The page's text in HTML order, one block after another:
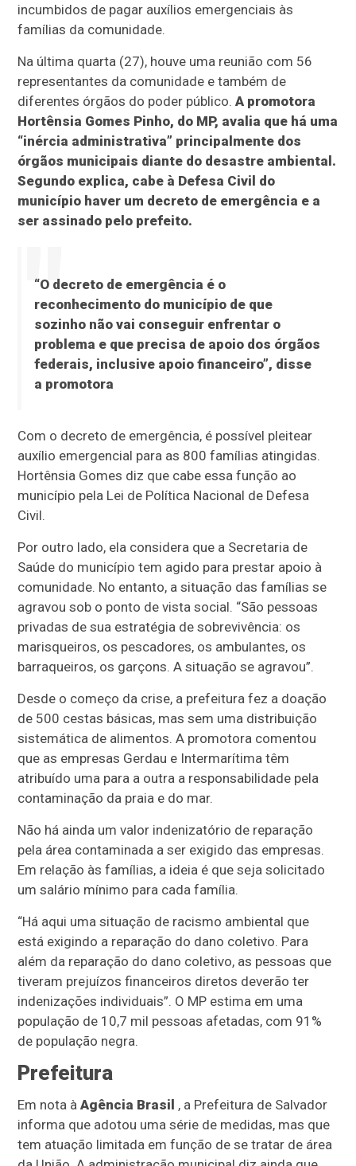
incumbidos de pagar auxílios emergenciais às
famílias da comunidade.
Na última quarta (27), houve uma reunião com 56
representantes da comunidade e também de
diferentes órgãos do poder público.A promotora
Hortênsia Gomes Pinho, do MP, avalia que há uma
“inércia administrativa” principalmente dos
órgãos municipais diante do desastre ambiental.
Segundo explica, cabe à Defesa Civil do
município haver um decreto de emergência e a
ser assinado pelo prefeito.
“O decreto de emergência é o
reconhecimento do município de que
sozinho não vai conseguir enfrentar o
problema e que precisa de apoio dos órgãos
federais, inclusive apoio financeiro”, disse
a promotora
Com o decreto de emergência, é possível pleitear
auxílio emergencial para as 800 famílias atingidas.
Hortênsia Gomes diz que cabe essa função ao
município pela Lei de Política Nacional de Defesa
Civil.
Por outro lado, ela considera que a Secretaria de
Saúde do município tem agido para prestar apoio à
comunidade. No entanto, a situação das famílias se
agravou sob o ponto de vista social. “São pessoas
privadas de sua estratégia de sobrevivência: os
marisqueiros, os pescadores, os ambulantes, os
barraqueiros, os garçons. A situação se agravou”.
Desde o começo da crise, a prefeitura fez a doação
de 500 cestas básicas, mas sem uma distribuição
sistemática de alimentos. A promotora comentou
que as empresas Gerdau e Intermarítima têm
atribuído uma para a outra a responsabilidade pela
contaminação da praia e do mar.
Não há ainda um valor indenizatório de reparação
pela área contaminada a ser exigido das empresas.
Em relação às famílias, a ideia é que seja solicitado
um salário mínimo para cada família.
“Há aqui uma situação de racismo ambiental que
está exigindo a reparação do dano coletivo. Para
além da reparação do dano coletivo, as pessoas que
tiveram prejuízos financeiros diretos deverão ter
indenizações individuais”. O MP estima em uma
população de 10,7 mil pessoas afetadas, com 91%
de população negra.
Prefeitura
Em nota àAgência Brasil , a Prefeitura de Salvador
informa que adotou uma série de medidas, mas que
tem atuação limitada em função de se tratar de área